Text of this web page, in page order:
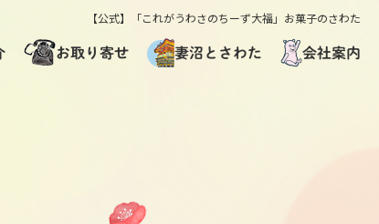
【公式】「これがうわさのちーず大福」お菓子のさわた
お取り寄せ 妻沼とさわた 会社案内